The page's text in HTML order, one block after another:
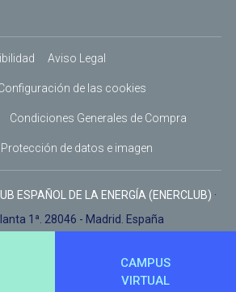
Aviso Legal
de las cookies
Condiciones Generales de Compra
Protección de datos e imagen
ESPAÑOL DE LA ENERGÍA (ENERCLUB) ·
1ª. 28046 - Madrid. España
CAMPUS
VIRTUAL